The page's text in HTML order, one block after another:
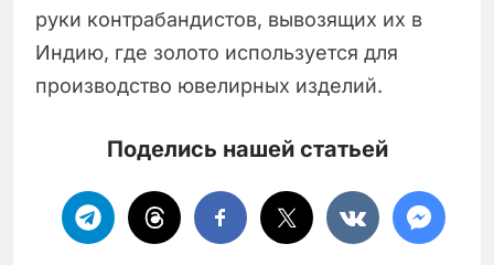
руки контрабандистов, вывозящих их в
Индию, где золото используется для
производство ювелирных изделий.
Поделись нашей статьей